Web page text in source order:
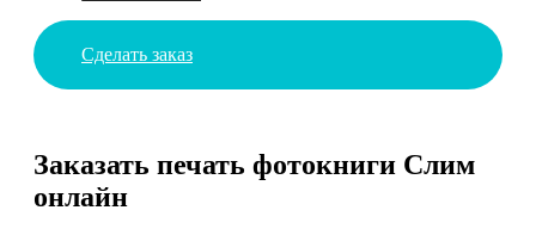
Сделать заказ
Заказать печать фотокниги Слим
онлайн